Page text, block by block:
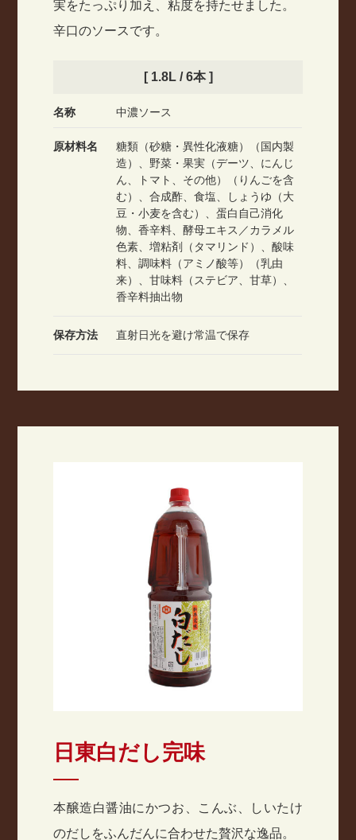
実をたっぷり加え、粘度を持たせました。
辛口のソースです。
[ 1.8L / 6本 ]
名称 中濃ソース
原材料名
糖類（砂糖・異性化液糖）（国内製
造）、野菜・果実（デーツ、にんじ
ん、トマト、その他）（りんごを含
む）、合成酢、食塩、しょうゆ（大
豆・小麦を含む）、蛋白自己消化
物、香辛料、酵母エキス／カラメル
色素、増粘剤（タマリンド）、酸味
料、調味料（アミノ酸等）（乳由
来）、甘味料（ステビア、甘草）、
香辛料抽出物
保存方法 直射日光を避け常温で保存
日東白だし完味
本醸造白醤油にかつお、こんぶ、しいたけ
のだしをふんだんに合わせた贅沢な逸品。